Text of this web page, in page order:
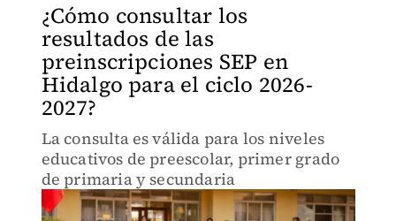
¿Cómo consultar los
resultados de las
preinscripciones SEP en
Hidalgo para el ciclo 2026-
2027?
La consulta es válida para los niveles
educativos de preescolar, primer grado
de primaria y secundaria